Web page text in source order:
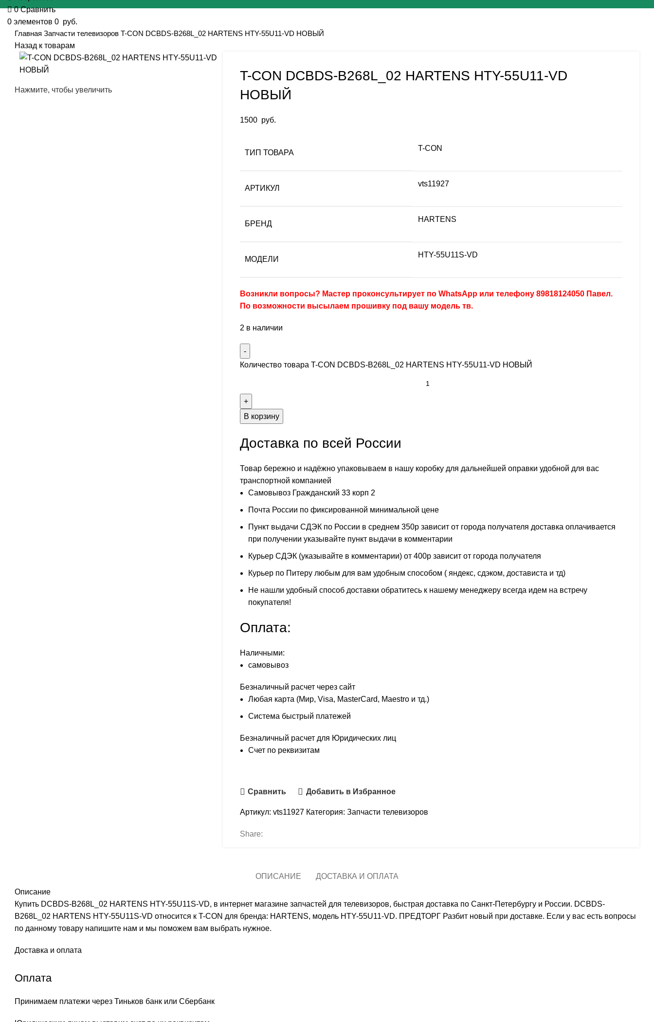
0 Сравнить
0 элементов 0 руб.
Главная Запчасти телевизоров T-CON DCBDS-B268L_02 HARTENS HTY-55U11-VD НОВЫЙ
Назад к товарам
Нажмите, чтобы увеличить
T-CON DCBDS-B268L_02 HARTENS HTY-55U11-VD
НОВЫЙ
1500 руб.
ТИП ТОВАРА
T-CON
АРТИКУЛ
vts11927
БРЕНД
HARTENS
МОДЕЛИ
HTY-55U11S-VD
Возникли вопросы? Мастер проконсультирует по WhatsApp или телефону 89818124050 Павел.
По возможности высылаем прошивку под вашу модель тв.
2 в наличии
Количество товара T-CON DCBDS-B268L_02 HARTENS HTY-55U11-VD НОВЫЙ
В корзину
Доставка по всей России
Товар бережно и надёжно упаковываем в нашу коробку для дальнейшей оправки удобной для вас
транспортной компанией
Самовывоз Гражданский 33 корп 2
Почта России по фиксированной минимальной цене
Пункт выдачи СДЭК по России в среднем 350р зависит от города получателя доставка оплачивается
при получении указывайте пункт выдачи в комментарии
Курьер СДЭК (указывайте в комментарии) от 400р зависит от города получателя
Курьер по Питеру любым для вам удобным способом ( яндекс, сдэком, достависта и тд)
Не нашли удобный способ доставки обратитесь к нашему менеджеру всегда идем на встречу
покупателя!
Оплата:
Наличными:
самовывоз
Безналичный расчет через сайт
Любая карта (Мир, Visa, MasterCard, Maestro и тд.)
Система быстрый платежей
Безналичный расчет для Юридических лиц
Счет по реквизитам
Сравнить Добавить в Избранное
Артикул: vts11927 Категория: Запчасти телевизоров
Share:
ОПИСАНИЕ
ДОСТАВКА И ОПЛАТА
Описание
Купить DCBDS-B268L_02 HARTENS HTY-55U11S-VD, в интернет магазине запчастей для телевизоров, быстрая доставка по Санкт-Петербургу и России. DCBDS-
B268L_02 HARTENS HTY-55U11S-VD относится к T-CON для бренда: HARTENS, модель HTY-55U11-VD. ПРЕДТОРГ Разбит новый при доставке. Если у вас есть вопросы
по данному товару напишите нам и мы поможем вам выбрать нужное.
Доставка и оплата
Оплата
Принимаем платежи через Тиньков банк или Сбербанк